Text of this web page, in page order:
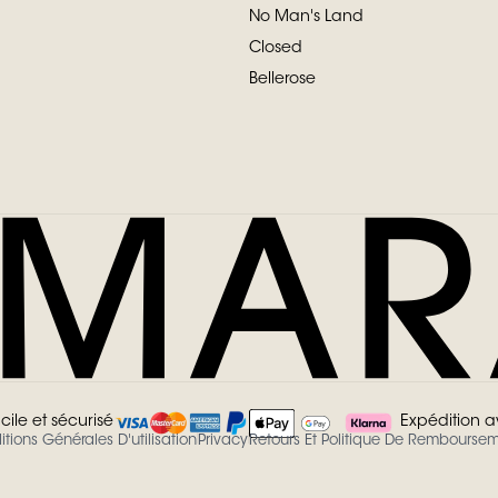
No Man's Land
Closed
Bellerose
et sécurisé Expédition
Générales D'utilisation PrivacyRetours Et Politique De